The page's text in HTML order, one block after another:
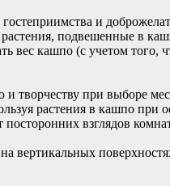
и
подвешенные в
вес кашпо (с учетом
творчеству при выборе
растения в кашпо
посторонних взглядов
вертикальных